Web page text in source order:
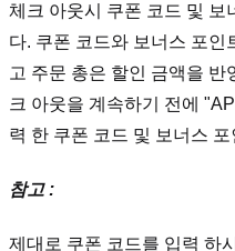
체크 아웃시 쿠폰 코드 및 보
다. 쿠폰 코드와 보너스 포
고 주문 총은 할인 금액을 반
크 아웃을 계속하기 전에
력 한 쿠폰 코드 및 보너스
참고 :
제대로 쿠폰 코드를 입력 하